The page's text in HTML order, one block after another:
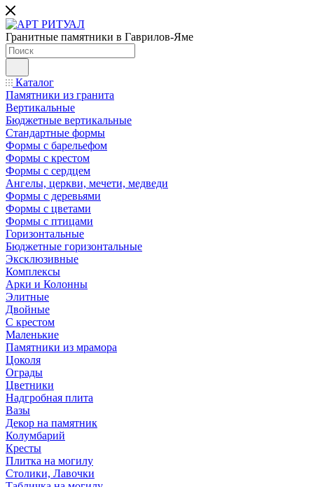
Гранитные памятники в Гаврилов-Яме
Каталог
Памятники из гранита
Вертикальные
Бюджетные вертикальные
Стандартные формы
Формы с барельефом
Формы с крестом
Формы с сердцем
Ангелы, церкви, мечети, медведи
Формы с деревьями
Формы с цветами
Формы с птицами
Горизонтальные
Бюджетные горизонтальные
Эксклюзивные
Комплексы
Арки и Колонны
Элитные
Двойные
С крестом
Маленькие
Памятники из мрамора
Цоколя
Ограды
Цветники
Надгробная плита
Вазы
Декор на памятник
Колумбарий
Кресты
Плитка на могилу
Столики, Лавочки